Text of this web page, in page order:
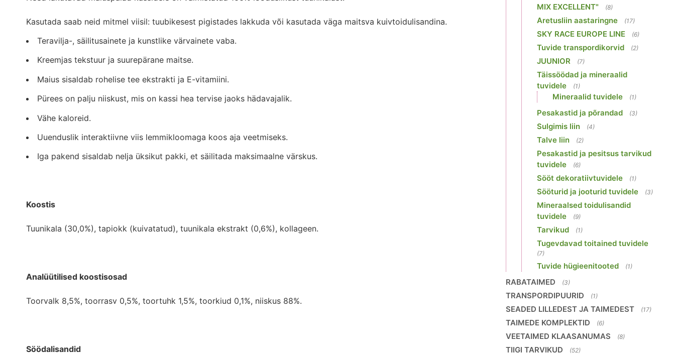
Kasutada saab neid mitmel viisil: tuubikesest pigistades lakkuda või kasutada väga maitsva kuivtoidulisandina.
Teravilja-, säilitusainete ja kunstlike värvainete vaba.
Kreemjas tekstuur ja suurepärane maitse.
Maius sisaldab rohelise tee ekstrakti ja E-vitamiini.
Pürees on palju niiskust, mis on kassi hea tervise jaoks hädavajalik.
Vähe kaloreid.
Uuenduslik interaktiivne viis lemmikloomaga koos aja veetmiseks.
Iga pakend sisaldab nelja üksikut pakki, et säilitada maksimaalne värskus.
Koostis
Tuunikala (30,0%), tapiokk (kuivatatud), tuunikala ekstrakt (0,6%), kollageen.
Analüütilised koostisosad
Toorvalk 8,5%, toorrasv 0,5%, toortuhk 1,5%, toorkiud 0,1%, niiskus 88%.
Söödalisandid
MIX EXCELLENT"
(8)
Aretusliin aastaringne (17)
SKY RACE EUROPE LINE (6)
Tuvide transpordikorvid (2)
JUUNIOR (7)
Täissöödad ja mineraalid
tuvidele
(1)
Mineraalid tuvidele (1)
Pesakastid ja põrandad (3)
Sulgimis liin (4)
Talve liin (2)
Pesakastid ja pesitsus tarvikud
tuvidele
(6)
Sööt dekoratiivtuvidele (1)
Sööturid ja jooturid tuvidele (3)
Mineraalsed toidulisandid
tuvidele
(9)
Tarvikud (1)
Tugevdavad toitained tuvidele
(7)
Tuvide hügieenitooted (1)
RABATAIMED (3)
TRANSPORDIPUURID (1)
SEADED LILLEDEST JA TAIMEDEST (17)
TAIMEDE KOMPLEKTID (6)
VEETAIMED KLAASANUMAS (8)
TIIGI TARVIKUD (52)